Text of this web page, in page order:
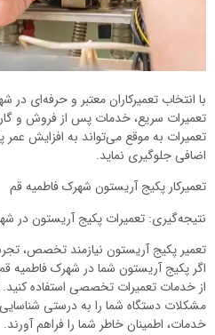
با انتخاب تعمیرکاران معتبر و حرفه‌ای در
تعمیرات سریع، خدمات پس از فروش و
تعمیرات به موقع می‌تواند به افزایش
اضافی جلوگیری نماید.
تعمیرکار پکیج آریستون شهرک فاطمیه قم
نتیجه‌گیری: تعمیرات پکیج آریستون در
تعمیر پکیج آریستون نیازمند تخصص،
اگر پکیج آریستون شما در شهرک
از خدمات تعمیرات تخصصی استفاده کنید.
مشکلات دستگاه شما را به درستی شناسایی
خدمات، اطمینان خاطر شما را فراهم آورند.